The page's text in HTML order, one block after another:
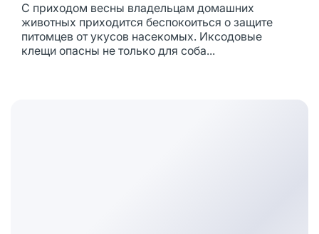
С приходом весны владельцам домашних
животных приходится беспокоиться о защите
питомцев от укусов насекомых. Иксодовые
клещи опасны не только для соба...